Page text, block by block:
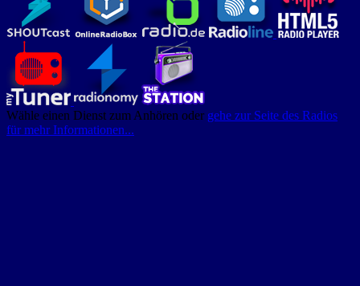
Wähle einen Dienst zum Anhören oder gehe zur Seite des Radios
für mehr Informationen...